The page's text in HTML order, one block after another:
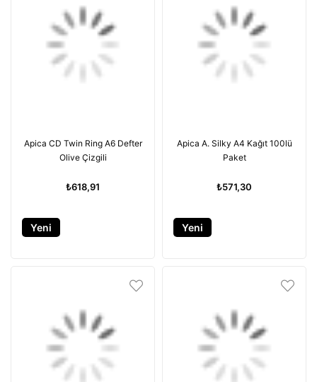
Apica CD Twin Ring A6 Defter
Olive Çizgili
₺618,91
Yeni
Apica A. Silky A4 Kağıt 100lü
Paket
₺571,30
Yeni